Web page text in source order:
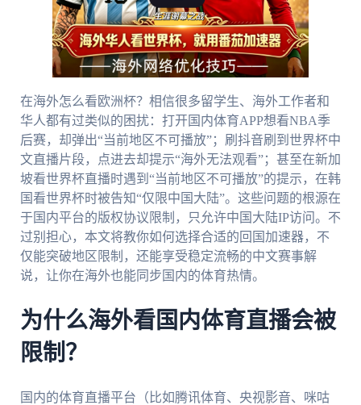
在海外怎么看欧洲杯？相信很多留学生、海外工作者和
华人都有过类似的困扰：打开国内体育APP想看NBA季
后赛，却弹出“当前地区不可播放”；刷抖音刷到世界杯中
文直播片段，点进去却提示“海外无法观看”；甚至在新加
坡看世界杯直播时遇到“当前地区不可播放”的提示，在韩
国看世界杯时被告知“仅限中国大陆”。这些问题的根源在
于国内平台的版权协议限制，只允许中国大陆IP访问。不
过别担心，本文将教你如何选择合适的回国加速器，不
仅能突破地区限制，还能享受稳定流畅的中文赛事解
说，让你在海外也能同步国内的体育热情。
为什么海外看国内体育直播会被
限制？
国内的体育直播平台（比如腾讯体育、央视影音、咪咕